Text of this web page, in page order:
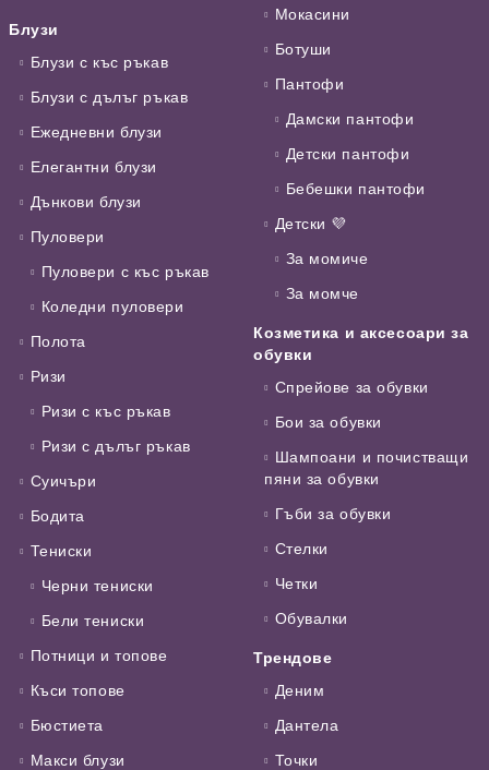
Блузи
Блузи с къс ръкав
Блузи с дълъг ръкав
Ежедневни блузи
Елегантни блузи
Дънкови блузи
Пуловери
Пуловери с къс ръкав
Коледни пуловери
Полота
Ризи
Ризи с къс ръкав
Ризи с дълъг ръкав
Суичъри
Бодита
Тениски
Черни тениски
Бели тениски
Потници и топове
Къси топове
Бюстиета
Макси блузи
Мокасини
Ботуши
Пантофи
Дамски пантофи
Детски пантофи
Бебешки пантофи
Детски 💜
За момиче
За момче
Козметика и аксесоари за
обувки
Спрейове за обувки
Бои за обувки
Шампоани и почистващи
пяни за обувки
Гъби за обувки
Стелки
Четки
Обувалки
Трендове
Деним
Дантела
Точки